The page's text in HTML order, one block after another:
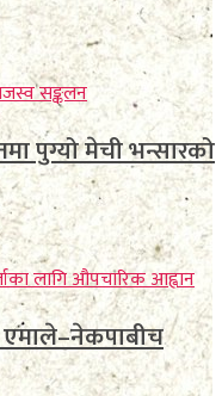
पुग्यो मेची भन्सारको
एमाले–नेकपाबीच